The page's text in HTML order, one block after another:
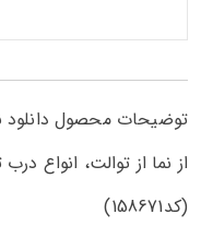
توضیحات محصول دانلود
از نما از توالت، انواع
(کد158671)